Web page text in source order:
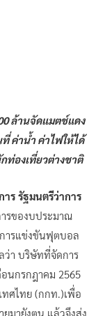
ล้านจัดแมตช์แดง
ค่าน้ำ ค่าไฟให้ได้
ท่องเที่ยวต่างชาติ
ร รัฐมนตรีว่าการ
รของบประมาณ
ารแข่งขันฟุตบอล
ว่า บริษัทที่จัดการ
นกรกฎาคม 2565
ทศไทย (กกท.)เพื่อ
มายังตน แล้วจึงส่ง